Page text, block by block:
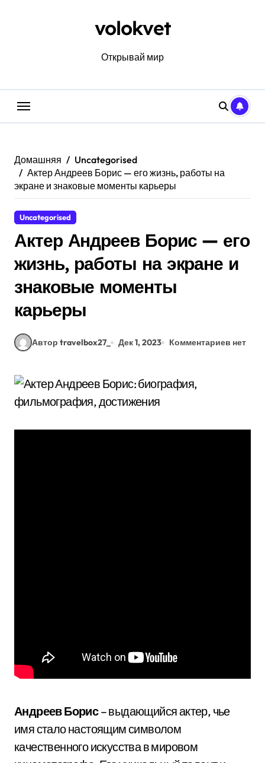
volokvet
Открывай мир
Домашняя
Uncategorised
Актер Андреев Борис — его жизнь, работы на
экране и знаковые моменты карьеры
Uncategorised
Актер Андреев Борис — его
жизнь, работы на экране и
знаковые моменты
карьеры
Автор travelbox27_ Дек 1, 2023 Комментариев нет
Андреев Борис– выдающийся актер, чье
имя стало настоящим символом
качественного искусства в мировом